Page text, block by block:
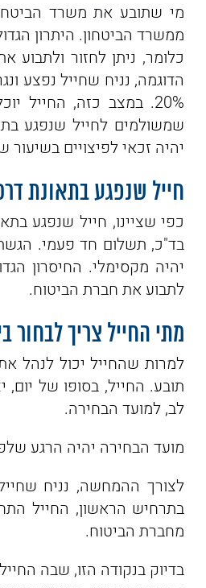
מי שתובע את משרד
ממשרד הביטחון. היתרון
כלומר, ניתן לחזור
20%. במצב כזה, החייל
יהיה זכאי לפיצויים בשיעור של כ-
חייל שנפגע בתאונת
כפי שציינו, חייל שנפגע
בד"כ, תשלום חד פעמי.
יהיה מקסימלי. החיסרון
לתבוע את חברת הביטוח.
מתי החייל צריך לבחור
למרות שהחייל יכול לנהל
תובע. החייל, בסופו של
לב, למועד הבחירה.
מועד הבחירה יהיה הרגע
לצורך ההמחשה, נניח
בתרחיש הראשון, החייל
מחברת הביטוח.
בדיוק בנקודה הזו, שבה